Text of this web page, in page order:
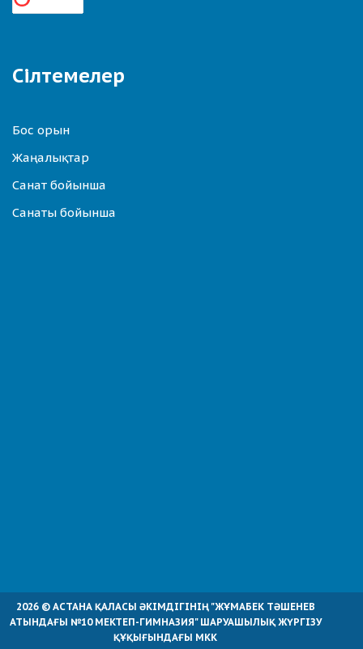
Сілтемелер
Бос орын
Жаңалықтар
Санат бойынша
Санаты бойынша
2026 © АСТАНА ҚАЛАСЫ ӘКІМДІГІНІҢ "ЖҰМАБЕК ТӘШЕНЕВ
АТЫНДАҒЫ №10 МЕКТЕП-ГИМНАЗИЯ" ШАРУАШЫЛЫҚ ЖҮРГІЗУ
ҚҰҚЫҒЫНДАҒЫ МКК